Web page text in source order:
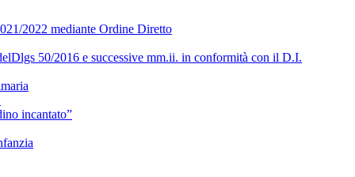
2022 mediante Ordine Diretto
50/2016 e successive mm.ii. in conformità con il D.I.
incantato”